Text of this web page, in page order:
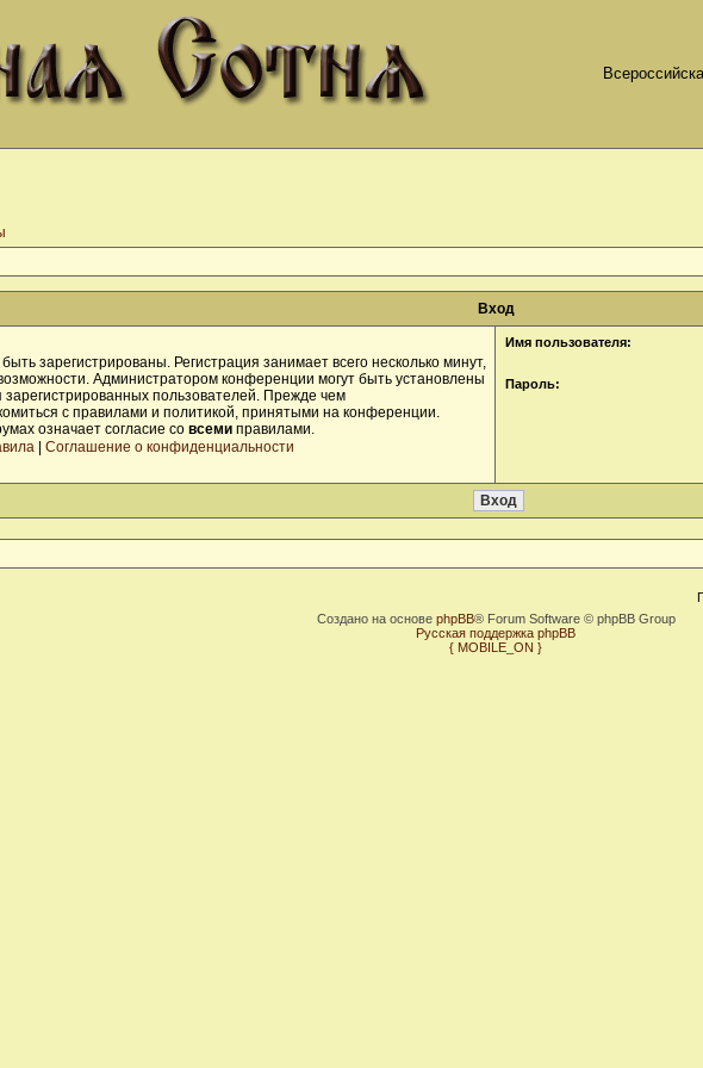
Вход
зарегистрированы. Регистрация занимает всего несколько минут,
Администратором конференции могут быть установлены
пользователей. Прежде чем
с правилами и политикой, принятыми на конференции.
означает согласие со всеми правилами.
Соглашение о конфиденциальности
Имя пользователя:
Пароль:
Создано на основе phpBB® Forum Software © phpBB Group
Русская поддержка phpBB
{ MOBILE_ON }